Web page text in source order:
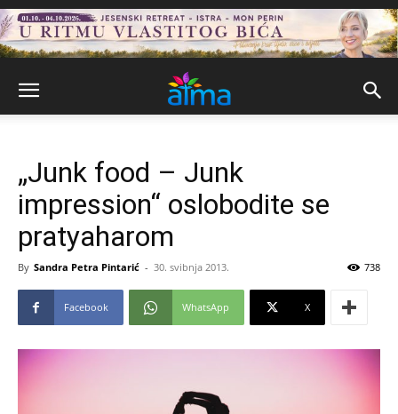
„Junk food – Junk
impression“ oslobodite se
pratyaharom
By Sandra Petra Pintarić - 30. svibnja 2013. 738
Facebook WhatsApp X